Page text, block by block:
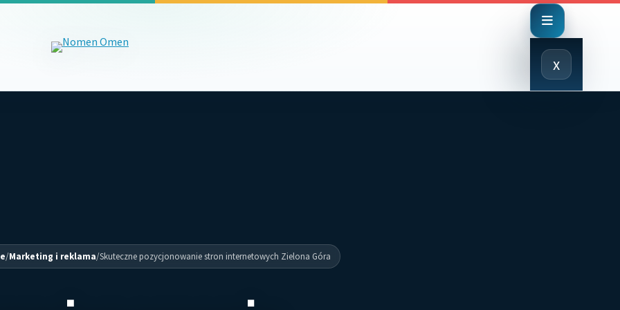
x
Close
Menu
/Marketing i reklama/Skuteczne pozycjonowanie stron internetowych Zielona Góra